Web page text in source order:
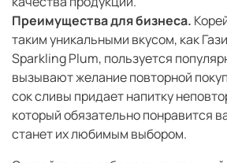
Преимущества для бизнеса.
таким уникальными вкусом, как
Sparkling Plum, пользуется
вызывают желание повторной
сок сливы придает напитку
который обязательно понравится
станет их любимым выбором.